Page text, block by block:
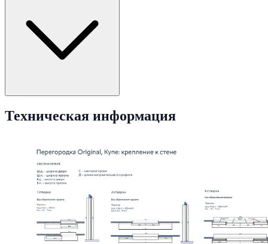
Техническая информация